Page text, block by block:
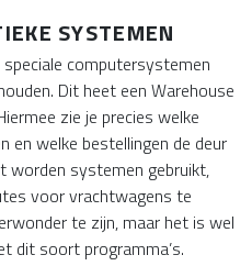
SYSTEMEN
computersystemen
Dit heet een Warehouse
zie je precies welke
en welke bestellingen de deur
worden systemen gebruikt,
voor vrachtwagens te
te zijn, maar het is wel
dit soort programma’s.